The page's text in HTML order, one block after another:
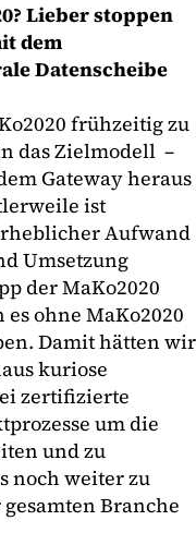
Lieber stoppen
dem
Datenscheibe
frühzeitig zu
das Zielmodell –
Gateway heraus
ist
Aufwand
Umsetzung
der MaKo2020
ohne MaKo2020
Damit hätten wir
kuriose
zertifizierte
um die
und zu
noch weiter zu
Branche